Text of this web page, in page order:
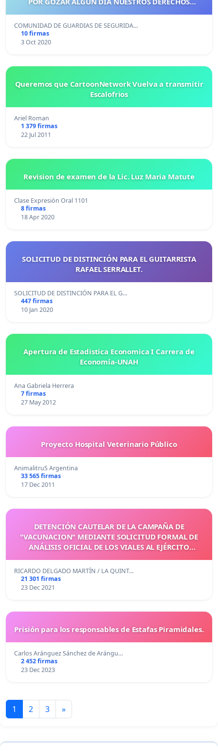
NUESTRAS FAMILIAS.
COMUNIDAD DE GUARDIAS DE SEGURIDA…
10 firmas
3 Oct 2020
Queremos que CartoonNetwork Vuelva a transmitir
Escalofrios
Ariel Roman
1 379 firmas
22 Jul 2011
Revision de examen de la Lic. Luz Maria Matute
Clase Expresión Oral 1101
8 firmas
18 Apr 2020
SOLICITUD DE DISTINCIÓN PARA EL GUITARRISTA
RAFAEL SERRALLET.
SOLICITUD DE DISTINCIÓN PARA EL G…
447 firmas
10 Jan 2020
Apertura de Estadistica Economica I Carrera de
Economía-UNAH
Ana Gabriela Herrera
7 firmas
27 May 2012
Proyecto Hospital Veterinario Público
AnimalitruS Argentina
33 565 firmas
17 Dec 2011
DETENCIÓN CAUTELAR DE LA CAMPAÑA DE
"VACUNACION" MEDIANTE SOLICITUD FORMAL DE
ANÁLISIS OFICIAL DE LOS VIALES AL EJÉRCITO
RICARDO DELGADO MARTÍN / LA QUINT…
21 301 firmas
23 Dec 2021
Prisión para los responsables de Estafas Piramidales.
Carlos Aránguez Sánchez de Arángu…
2 452 firmas
23 Dec 2023
1 2 3 »